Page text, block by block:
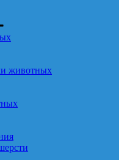
животных